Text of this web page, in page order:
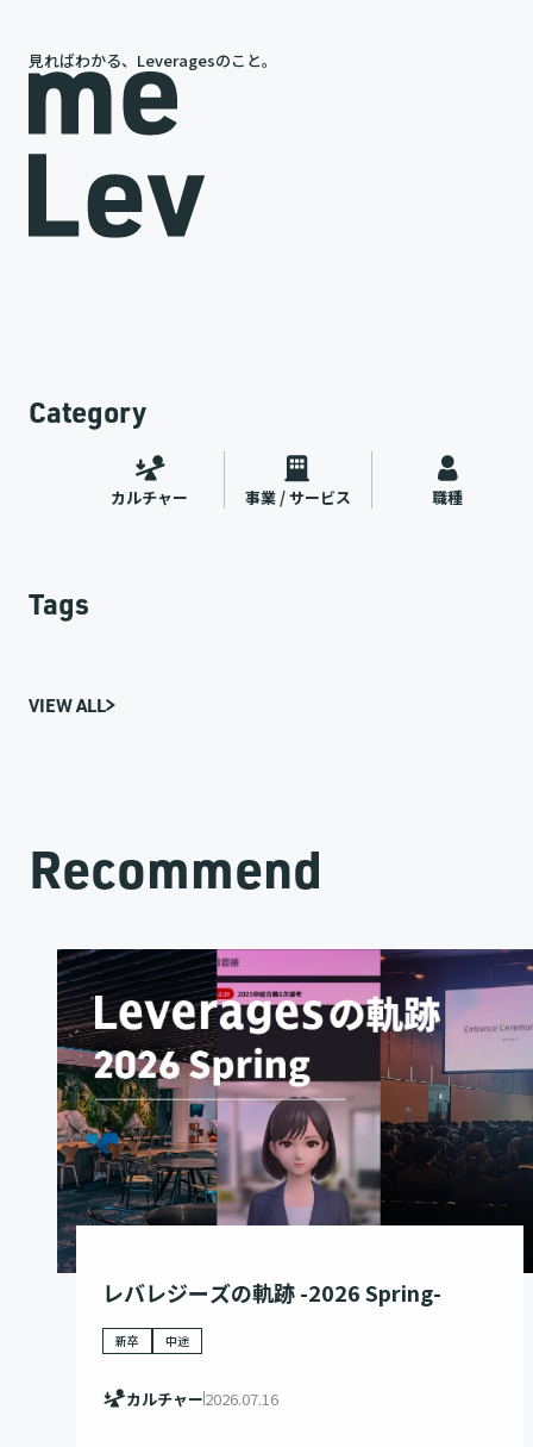
見ればわかる、Leveragesのこと。
槻が語る、レバレジーズの今と未来
代表インタビュー
2026.07.09
Category
カルチャー 事業 / サービス 職種
Tags
VIEW ALL
Recommend
レバレジーズの軌跡 -2026 Spring-
新卒 中途
カルチャー2026.07.16